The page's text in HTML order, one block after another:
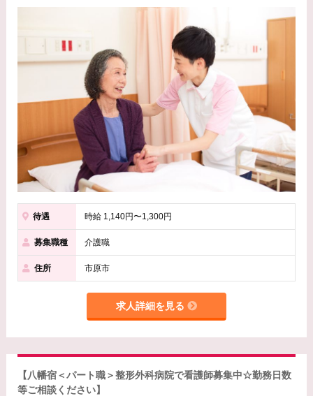
待遇 時給 1,140円〜1,300円
募集職種 介護職
住所 市原市
求人詳細を見る
【八幡宿＜パート職＞整形外科病院で看護師募集中☆勤務日数
等ご相談ください】